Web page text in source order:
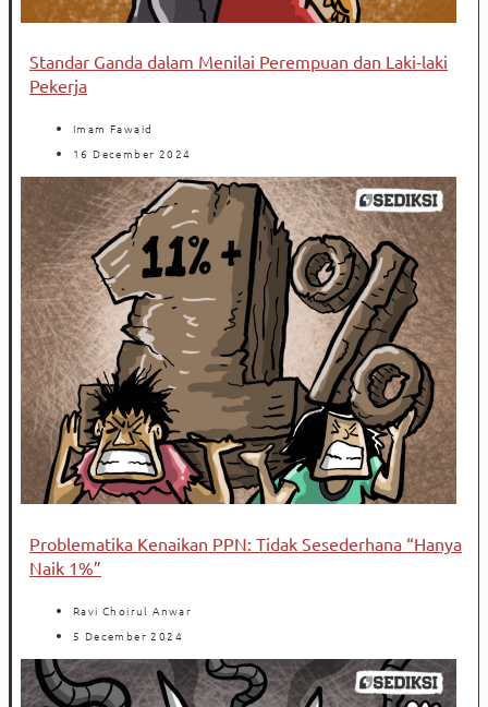
Standar Ganda dalam Menilai Perempuan dan Laki-laki
Pekerja
Imam Fawaid
16 December 2024
Problematika Kenaikan PPN: Tidak Sesederhana “Hanya
Naik 1%”
Ravi Choirul Anwar
5 December 2024